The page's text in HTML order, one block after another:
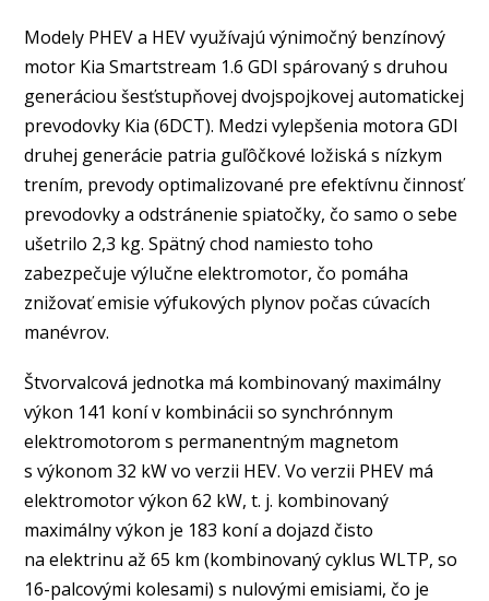
Modely PHEV a HEV využívajú výnimočný benzínový
motor Kia Smartstream 1.6 GDI spárovaný s druhou
generáciou šesťstupňovej dvojspojkovej automatickej
prevodovky Kia (6DCT). Medzi vylepšenia motora GDI
druhej generácie patria guľôčkové ložiská s nízkym
trením, prevody optimalizované pre efektívnu činnosť
prevodovky a odstránenie spiatočky, čo samo o sebe
ušetrilo 2,3 kg. Spätný chod namiesto toho
zabezpečuje výlučne elektromotor, čo pomáha
znižovať emisie výfukových plynov počas cúvacích
manévrov.
Štvorvalcová jednotka má kombinovaný maximálny
výkon 141 koní v kombinácii so synchrónnym
elektromotorom s permanentným magnetom
s výkonom 32 kW vo verzii HEV. Vo verzii PHEV má
elektromotor výkon 62 kW, t. j. kombinovaný
maximálny výkon je 183 koní a dojazd čisto
na elektrinu až 65 km (kombinovaný cyklus WLTP, so
16-palcovými kolesami) s nulovými emisiami, čo je